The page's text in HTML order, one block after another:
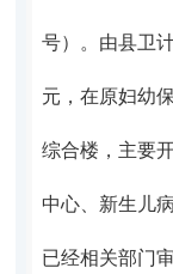
号）。 由县卫
元，在原妇幼
综合楼，主要
中心、新生儿
已经相关部门